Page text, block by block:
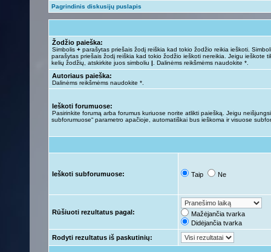
Pagrindinis diskusijų puslapis
Žodžio paieška:
Simbolis + parašytas priešais žodį reiškia kad tokio žodžio reikia ieškoti.
parašytas priešais žodį reiškia kad tokio žodžio ieškoti nereikia. Jeigu ieškote
kelių žodžių, atskirkite juos simboliu | . Dalinėms reikšmėms naudokite *.
Autoriaus paieška:
Dalinėms reikšmėms naudokite *.
Ieškoti forumuose:
Pasirinkite forumą arba forumus kuriuose norite atlikti paiešką. Jeigu
subforumuose“ parametro apačioje, automatiškai bus ieškoma ir visuose
Ieškoti subforumuose: Taip Ne
Rūšiuoti rezultatus pagal:
Mažėjančia tvarka
Didėjančia tvarka
Rodyti rezultatus iš paskutinių: